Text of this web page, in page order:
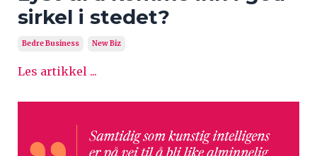
sirkel i stedet?
Bedre Business New Biz
Les artikkel ...